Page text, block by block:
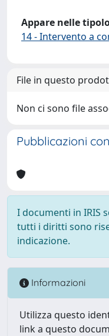
Appare nelle
14 - Intervento a
File in questo
Non ci sono file
Pubblicazioni
I documenti in IRIS
tutti i diritti sono
indicazione.
Informazioni
Utilizza questo
link a questo